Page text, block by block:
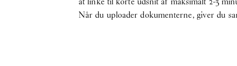
Når du uploader dokumenterne, giver du